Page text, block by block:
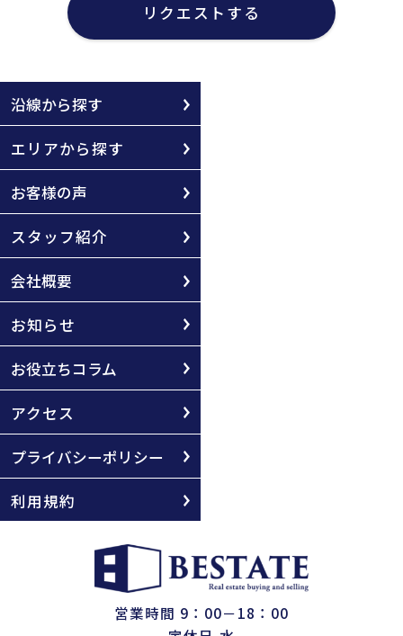
リクエストする
沿線から探す
エリアから探す
お客様の声
スタッフ紹介
会社概要
お知らせ
お役立ちコラム
アクセス
プライバシーポリシー
利用規約
営業時間 9：00－18：00